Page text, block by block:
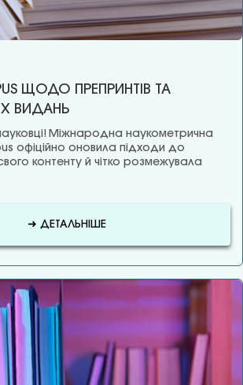
ЩОДО ПРЕПРИНТІВ ТА
ВИДАНЬ
Міжнародна наукометрична
офіційно оновила підходи до
контенту й чітко розмежувала
➜ ДЕТАЛЬНІШЕ